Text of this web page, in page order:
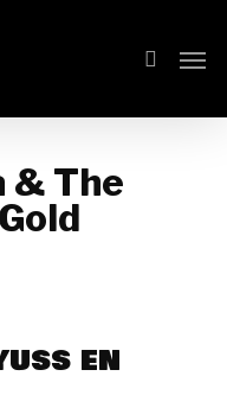
search
& The
en